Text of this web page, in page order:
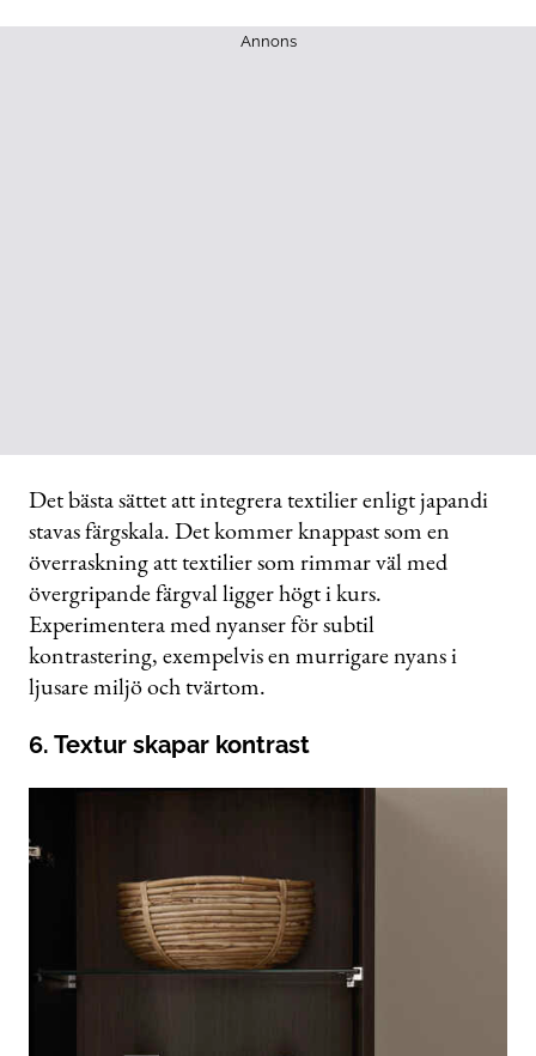
Annons
Det bästa sättet att integrera textilier enligt japandi
stavas färgskala. Det kommer knappast som en
överraskning att textilier som rimmar väl med
övergripande färgval ligger högt i kurs.
Experimentera med nyanser för subtil
kontrastering, exempelvis en murrigare nyans i
ljusare miljö och tvärtom.
6. Textur skapar kontrast